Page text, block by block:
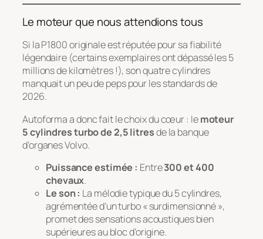
Le moteur que nous attendions tous
Si la P1800 originale est réputée pour sa fiabilité
légendaire (certains exemplaires ont dépassé les 5
millions de kilomètres !), son quatre cylindres
manquait un peu de peps pour les standards de
2026.
Autoforma a donc fait le choix du cœur : lemoteur
5 cylindres turbo de 2,5 litresde la banque
d’organes Volvo.
Puissance estimée : Entre300 et 400
chevaux.
Le son : La mélodie typique du 5 cylindres,
agrémentée d’un turbo « surdimensionné »,
promet des sensations acoustiques bien
supérieures au bloc d’origine.